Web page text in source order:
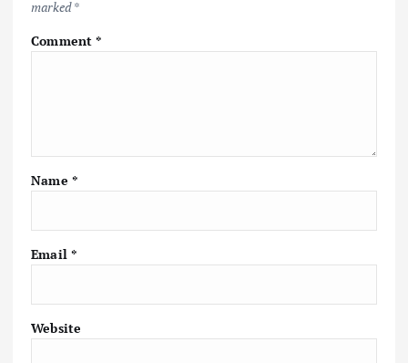
marked*
Comment*
Name *
Email *
Website